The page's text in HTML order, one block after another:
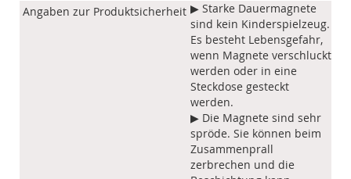
Angaben zur Produktsicherheit ▶ Starke Dauermagnete
sind kein Kinderspielzeug.
Es besteht Lebensgefahr,
wenn Magnete verschluckt
werden oder in eine
Steckdose gesteckt
werden.
▶ Die Magnete sind sehr
spröde. Sie können beim
Zusammenprall
zerbrechen und die